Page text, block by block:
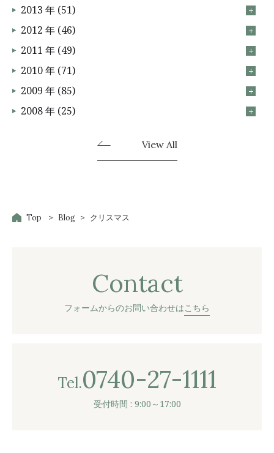
2013 年 (51)
2012 年 (46)
2011 年 (49)
2010 年 (71)
2009 年 (85)
2008 年 (25)
View All
Top Blog クリスマス
Contact
フォームからのお問い合わせはこちら
Tel.0740-27-1111
受付時間 : 9:00～17:00